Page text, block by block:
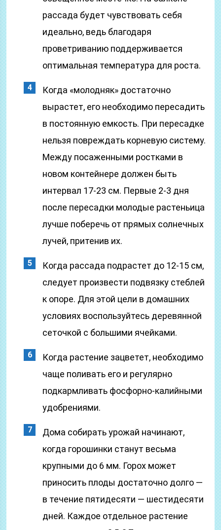
рассада будет чувствовать себя
идеально, ведь благодаря
проветриванию поддерживается
оптимальная температура для роста.
Когда «молодняк» достаточно
вырастет, его необходимо пересадить
в постоянную емкость. При пересадке
нельзя повреждать корневую систему.
Между посаженными ростками в
новом контейнере должен быть
интервал 17-23 см. Первые 2-3 дня
после пересадки молодые растеньица
лучше поберечь от прямых солнечных
лучей, притенив их.
Когда рассада подрастет до 12-15 см,
следует произвести подвязку стеблей
к опоре. Для этой цели в домашних
условиях воспользуйтесь деревянной
сеточкой с большими ячейками.
Когда растение зацветет, необходимо
чаще поливать его и регулярно
подкармливать фосфорно-калийными
удобрениями.
Дома собирать урожай начинают,
когда горошинки станут весьма
крупными до 6 мм. Горох может
приносить плоды достаточно долго —
в течение пятидесяти — шестидесяти
дней. Каждое отдельное растение